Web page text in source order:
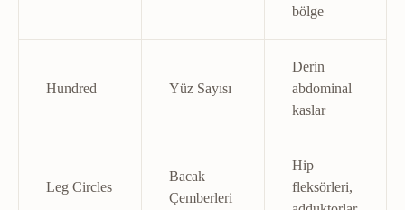
bölge
Hundred Yüz Sayısı
Derin
abdominal
kaslar
Leg Circles
Bacak
Çemberleri
Hip
fleksörleri,